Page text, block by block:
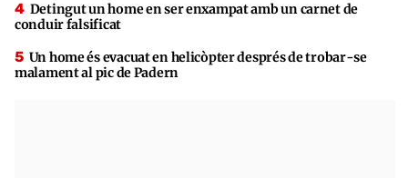
Detingut un home en ser enxampat amb un carnet de
conduir falsificat
Un home és evacuat en helicòpter després de trobar-se
malament al pic de Padern